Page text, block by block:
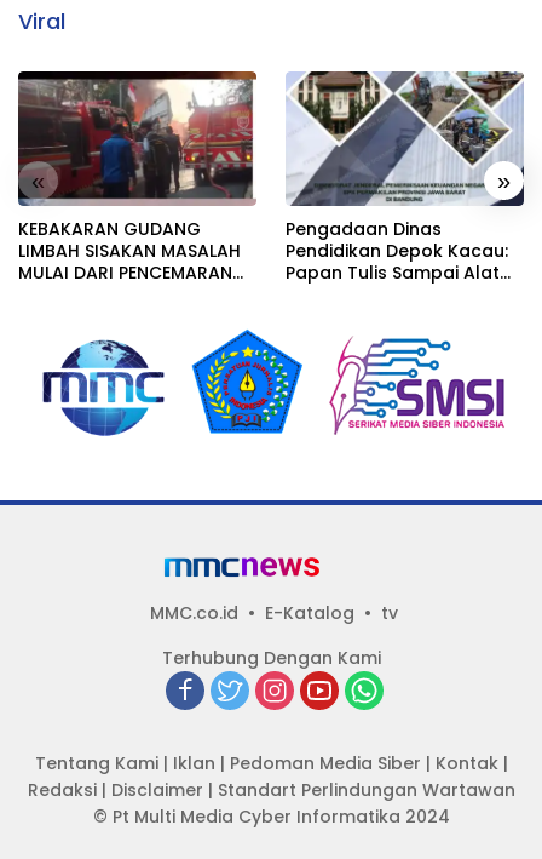
Viral
« »
KEBAKARAN GUDANG
LIMBAH SISAKAN MASALAH
MULAI DARI PENCEMARAN
IZIN LINGKUNGAN
Pengadaan Dinas
Pendidikan Depok Kacau:
Papan Tulis Sampai Alat
Disembunyikan!
MMC.co.id E-Katalog
tv
Terhubung Dengan Kami
Tentang Kami| Iklan | Pedoman Media Siber | Kontak|
Redaksi| Disclaimer | Standart Perlindungan Wartawan
© Pt Multi Media Cyber Informatika 2024